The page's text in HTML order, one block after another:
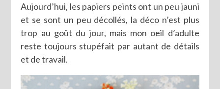
Aujourd’hui, les papiers peints ont un peu jauni
et se sont un peu décollés, la déco n’est plus
trop au goût du jour, mais mon oeil d’adulte
reste toujours stupéfait par autant de détails
et de travail.